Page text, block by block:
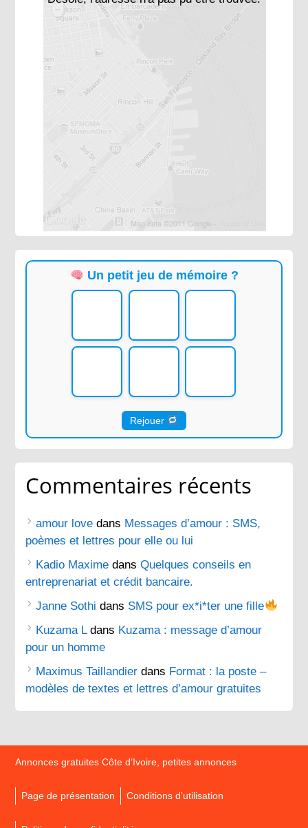
Un petit jeu de mémoire ?
Rejouer
Commentaires récents
amour love dans Messages d’amour : SMS,
poèmes et lettres pour elle ou lui
Kadio Maxime dansQuelques conseils en
entreprenariat et crédit bancaire.
Janne Sothi dans SMS pour ex*i*ter une fille
Kuzama Ldans Kuzama : message d’amour
pour un homme
Maximus Taillandier dans Format : la poste –
modèles de textes et lettres d’amour gratuites
Annonces gratuites Côte d’Ivoire, petites annonces
Page de présentation Conditions d’utilisation